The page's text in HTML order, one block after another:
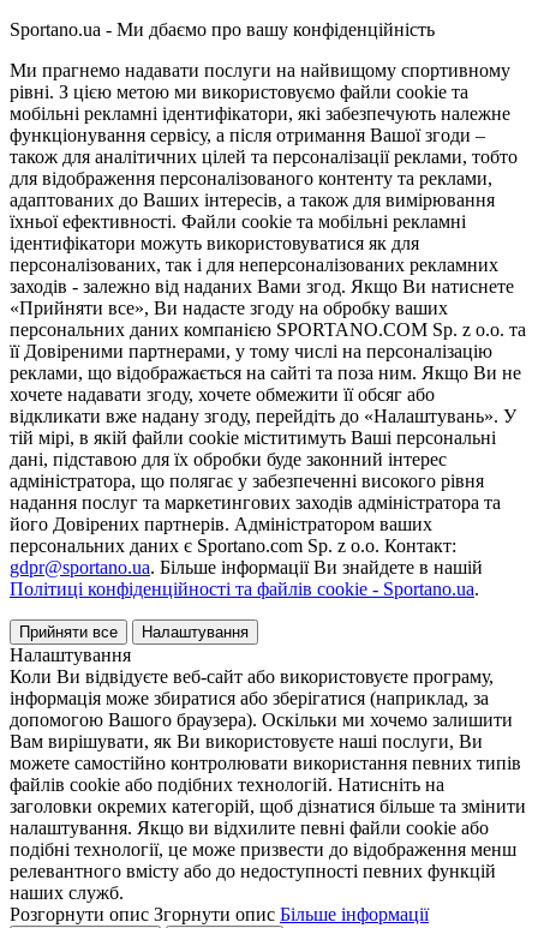
Sportano.ua - Ми дбаємо про вашу конфіденційність
Ми прагнемо надавати послуги на найвищому спортивному
рівні. З цією метою ми використовуємо файли cookie та
мобільні рекламні ідентифікатори, які забезпечують належне
функціонування сервісу, а після отримання Вашої згоди –
також для аналітичних цілей та персоналізації реклами, тобто
для відображення персоналізованого контенту та реклами,
адаптованих до Ваших інтересів, а також для вимірювання
їхньої ефективності. Файли cookie та мобільні рекламні
ідентифікатори можуть використовуватися як для
персоналізованих, так і для неперсоналізованих рекламних
заходів - залежно від наданих Вами згод. Якщо Ви натиснете
«Прийняти все», Ви надасте згоду на обробку ваших
персональних даних компанією SPORTANO.COM Sp. z o.o. та
її Довіреними партнерами, у тому числі на персоналізацію
реклами, що відображається на сайті та поза ним. Якщо Ви не
хочете надавати згоду, хочете обмежити її обсяг або
відкликати вже надану згоду, перейдіть до «Налаштувань». У
тій мірі, в якій файли cookie міститимуть Ваші персональні
дані, підставою для їх обробки буде законний інтерес
адміністратора, що полягає у забезпеченні високого рівня
надання послуг та маркетингових заходів адміністратора та
його Довірених партнерів. Адміністратором ваших
персональних даних є Sportano.com Sp. z o.o. Контакт:
gdpr@sportano.ua. Більше інформації Ви знайдете в нашій
Політиці конфіденційності та файлів cookie - Sportano.ua.
Прийняти все Налаштування
Налаштування
Коли Ви відвідуєте веб-сайт або використовуєте програму,
інформація може збиратися або зберігатися (наприклад, за
допомогою Вашого браузера). Оскільки ми хочемо залишити
Вам вирішувати, як Ви використовуєте наші послуги, Ви
можете самостійно контролювати використання певних типів
файлів cookie або подібних технологій. Натисніть на
заголовки окремих категорій, щоб дізнатися більше та змінити
налаштування. Якщо ви відхилите певні файли cookie або
подібні технології, це може призвести до відображення менш
релевантного вмісту або до недоступності певних функцій
наших служб.
Розгорнути опис Згорнути опис Більше інформації